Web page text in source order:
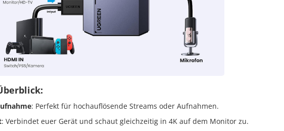
: Perfekt für hochauflösende Streams oder Aufnahmen.
: Verbindet euer Gerät und schaut gleichzeitig in 4K auf dem Monitor zu.